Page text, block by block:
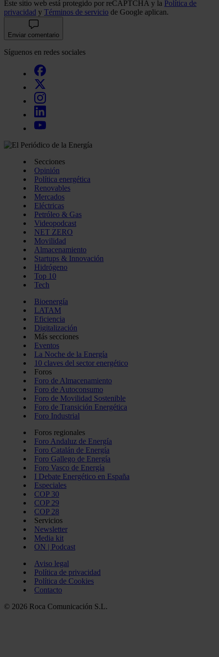
Este sitio web está protegido por reCAPTCHA y la Política de
privacidad y Términos de servicio de Google aplican.
Enviar comentario
Síguenos en redes sociales
Secciones
Opinión
Política energética
Renovables
Mercados
Eléctricas
Petróleo & Gas
Videopodcast
NET ZERO
Movilidad
Almacenamiento
Startups & Innovación
Hidrógeno
Top 10
Tech
Bioenergía
LATAM
Eficiencia
Digitalización
Más secciones
Eventos
La Noche de la Energía
10 claves del sector energético
Foros
Foro de Almacenamiento
Foro de Autoconsumo
Foro de Movilidad Sostenible
Foro de Transición Energética
Foro Industrial
Foros regionales
Foro Andaluz de Energía
Foro Catalán de Energía
Foro Gallego de Energía
Foro Vasco de Energía
I Debate Energético en España
Especiales
COP 30
COP 29
COP 28
Servicios
Newsletter
Media kit
ON | Podcast
Aviso legal
Política de privacidad
Política de Cookies
Contacto
© 2026 Roca Comunicación S.L.